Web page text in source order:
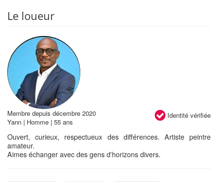
Le loueur
Identité vérifiée
Membre depuis décembre 2020
Yann | Homme | 55 ans
Ouvert, curieux, respectueux des différences. Artiste peintre
amateur.
Aimes échanger avec des gens d'horizons divers.